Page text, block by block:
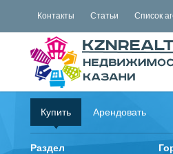
Контакты Статьи Список
Купить Арендовать
Раздел